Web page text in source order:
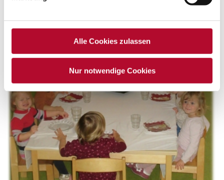
Alle Cookies zulassen
Nur notwendige Cookies